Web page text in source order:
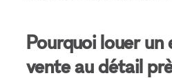
Pourquoi louer un
vente au détail